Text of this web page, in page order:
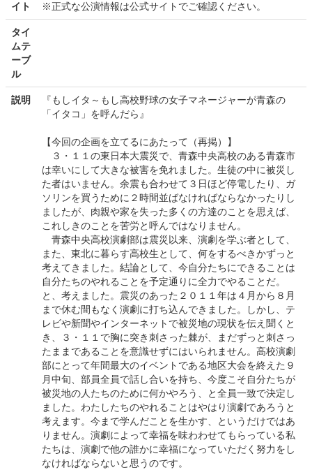
イト
※正式な公演情報は公式サイトでご確認ください。
タイ
ムテ
ーブ
ル
説明
『もしイタ～もし高校野球の女子マネージャーが青森の
「イタコ」を呼んだら』
【今回の企画を立てるにあたって（再掲）】
３・１１の東日本大震災で、青森中央高校のある青森市
は幸いにして大きな被害を免れました。生徒の中に被災し
た者はいません。余震も合わせて３日ほど停電したり、ガ
ソリンを買うために２時間並ばなければならなかったりし
ましたが、肉親や家を失った多くの方達のことを思えば、
これしきのことを苦労と呼んではなりません。
青森中央高校演劇部は震災以来、演劇を学ぶ者として、
また、東北に暮らす高校生として、何をするべきかずっと
考えてきました。結論として、今自分たちにできることは
自分たちのやれることを予定通りに全力でやることだ。
と、考えました。震災のあった２０１１年は４月から８月
まで休む間もなく演劇に打ち込んできました。しかし、テ
レビや新聞やインターネットで被災地の現状を伝え聞くと
き、３・１１で胸に突き刺さった棘が、まだずっと刺さっ
たままであることを意識せずにはいられません。高校演劇
部にとって年間最大のイベントである地区大会を終えた９
月中旬、部員全員で話し合いを持ち、今度こそ自分たちが
被災地の人たちのために何かやろう、と全員一致で決定し
ました。わたしたちのやれることはやはり演劇であろうと
考えます。今まで学んだことを生かす、というだけではあ
りません。演劇によって幸福を味わわせてもらっている私
たちは、演劇で他の誰かに幸福になっていただく努力をし
なければならないと思うのです。